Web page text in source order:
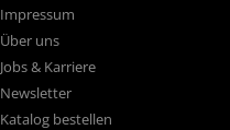
Impressum
Über uns
Jobs & Karriere
Newsletter
Katalog bestellen